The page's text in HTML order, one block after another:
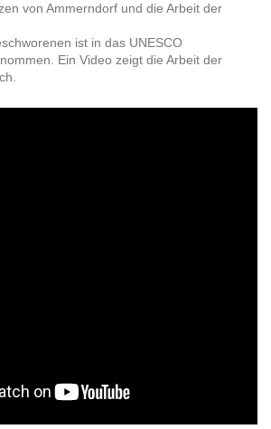
von Ammerndorf und die Arbeit der
ist in das UNESCO
Ein Video zeigt die Arbeit der